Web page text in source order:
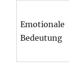
Emotionale
Bedeutung